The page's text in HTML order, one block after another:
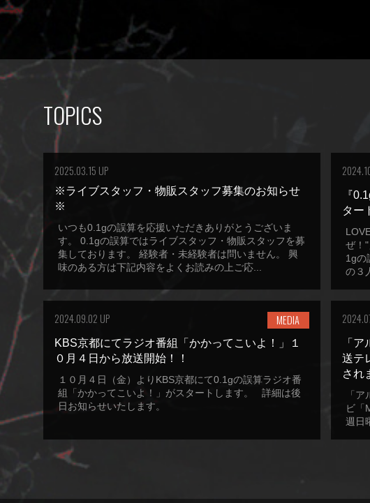
TOPICS
2025.03.15 UP
※ライブスタッフ・物販スタッフ募集のお知らせ
※
いつも0.1gの誤算を応援いただきありがとうございま
す。 0.1gの誤算ではライブスタッフ・物販スタッフを募
集しております。 経験者・未経験者は問いません。 興
味のある方は下記内容をよくお読みの上ご応...
『
ター
ぜ！
1gの
の３
2024.09.02 UP MEDIA
KBS京都にてラジオ番組「かかってこいよ！」１
０月４日から放送開始！！
１０月４日（金）よりKBS京都にて0.1gの誤算ラジオ番
組「かかってこいよ！」がスタートします。 詳細は後
日お知らせいたします。
「
送テ
され
「
ビ「
週日